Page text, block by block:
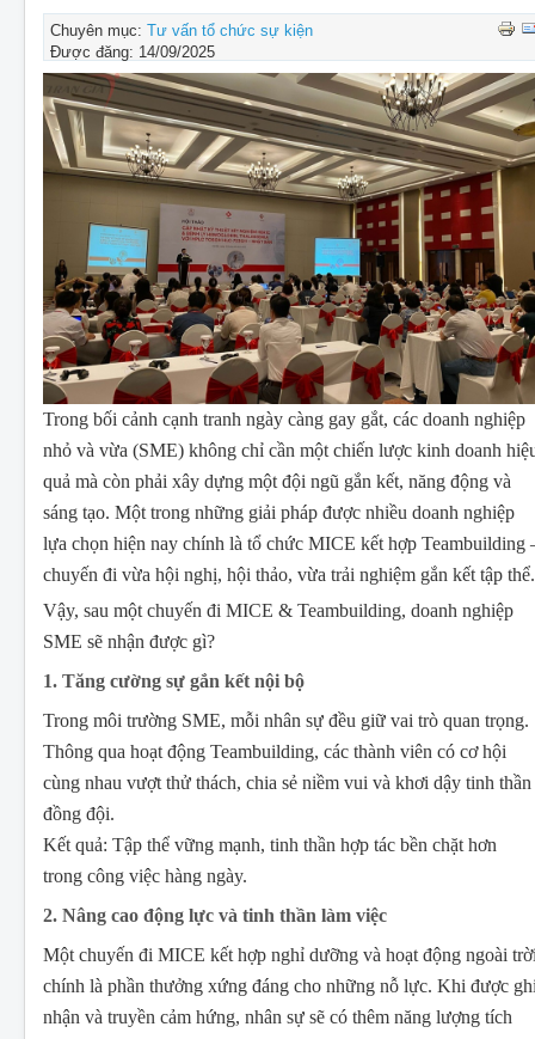
Chuyên mục: Tư vấn tổ chức sự kiện
Được đăng: 14/09/2025
Trong bối cảnh cạnh tranh ngày càng gay gắt, các doanh nghiệp
nhỏ và vừa (SME) không chỉ cần một chiến lược kinh doanh
quả mà còn phải xây dựng một đội ngũ gắn kết, năng động và
sáng tạo. Một trong những giải pháp được nhiều doanh nghiệp
lựa chọn hiện nay chính là tổ chức MICE kết hợp Teambuilding
chuyến đi vừa hội nghị, hội thảo, vừa trải nghiệm gắn kết tập thể.
Vậy, sau một chuyến đi MICE & Teambuilding, doanh nghiệp
SME sẽ nhận được gì?
1. Tăng cường sự gắn kết nội bộ
Trong môi trường SME, mỗi nhân sự đều giữ vai trò quan trọng.
Thông qua hoạt động Teambuilding, các thành viên có cơ hội
cùng nhau vượt thử thách, chia sẻ niềm vui và khơi dậy tinh thần
đồng đội.
Kết quả: Tập thể vững mạnh, tinh thần hợp tác bền chặt hơn
trong công việc hàng ngày.
2. Nâng cao động lực và tinh thần làm việc
Một chuyến đi MICE kết hợp nghỉ dưỡng và hoạt động ngoài
chính là phần thưởng xứng đáng cho những nỗ lực. Khi được
nhận và truyền cảm hứng, nhân sự sẽ có thêm năng lượng tích